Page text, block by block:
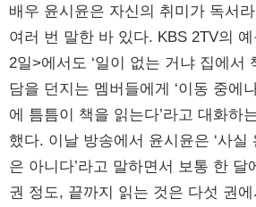
배우 윤시윤은 자신의 취미가 독서
여러 번 말한 바 있다. KBS 2TV의
2일>에서도 ‘일이 없는 거냐 집에서
담을 던지는 멤버들에게 ‘이동 중에
에 틈틈이 책을 읽는다’라고 대화하
했다. 이날 방송에서 윤시윤은 ‘사실
은 아니다’라고 말하면서 보통 한 달
권 정도, 끝까지 읽는 것은 다섯 권